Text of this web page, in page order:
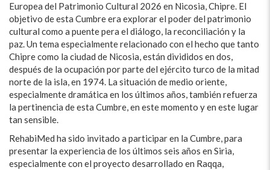
Europea del Patrimonio Cultural 2026 en Nicosia, Chipre. El
objetivo de esta Cumbre era explorar el poder del patrimonio
cultural como a puente pera el diálogo, la reconciliación y la
paz. Un tema especialmente relacionado con el hecho que tanto
Chipre como la ciudad de Nicosia, están divididos en dos,
después de la ocupación por parte del ejército turco de la mitad
norte de la isla, en 1974. La situación de medio oriente,
especialmente dramática en los últimos años, también refuerza
la pertinencia de esta Cumbre, en este momento y en este lugar
tan sensible.
RehabiMed ha sido invitado a participar en la Cumbre, para
presentar la experiencia de los últimos seis años en Siria,
especialmente con el proyecto desarrollado en Raqqa,